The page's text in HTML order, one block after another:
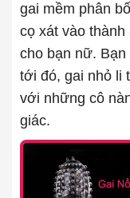
gai mềm phân
cọ xát vào thành
cho bạn nữ.
tới đó, gai nhỏ li
với những cô
giác.